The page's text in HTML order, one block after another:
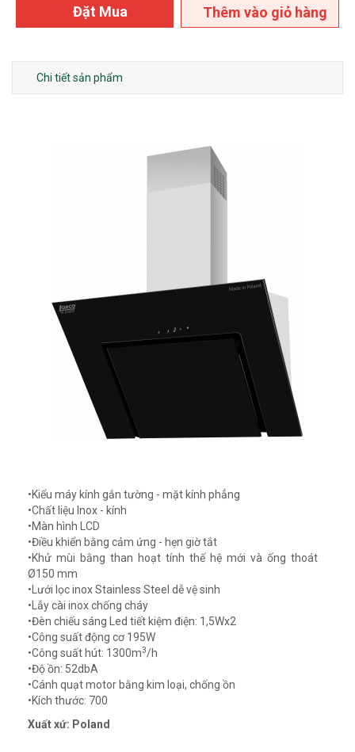
Đặt Mua Thêm vào giỏ hàng
Chi tiết sản phẩm
•Kiểu máy kính gắn tường - mặt kính phẳng
•Chất liệu Inox - kính
•Màn hình LCD
•Điều khiển bằng cảm ứng - hẹn giờ tắt
•Khử mùi bằng than hoạt tính thế hệ mới và ống thoát
Ø150 mm
•Lưới lọc inox Stainless Steel dễ vệ sinh
•Lẫy cài inox chống cháy
•Đèn chiếu sáng Led tiết kiệm điện: 1,5Wx2
•Công suất động cơ 195W
•Công suất hút: 1300m3/h
•Độ ồn: 52dbA
•Cánh quạt motor bằng kim loại, chống ồn
•Kích thước: 700
Xuất xứ: Poland